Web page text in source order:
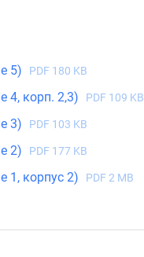
5) PDF 180 KB
4, корп. 2,3) PDF 109 KB
3) PDF 103 KB
2) PDF 177 KB
1, корпус 2) PDF 2 MB